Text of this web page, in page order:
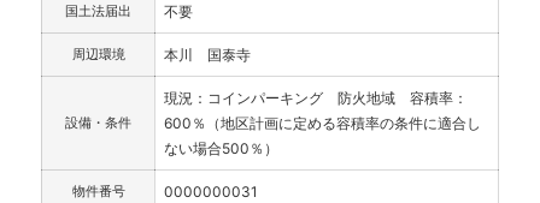
国土法届出 不要
周辺環境 本川 国泰寺
設備・条件
現況：コインパーキング 防火地域 容積率：
600％（地区計画に定める容積率の条件に適合し
ない場合500％）
物件番号 0000000031